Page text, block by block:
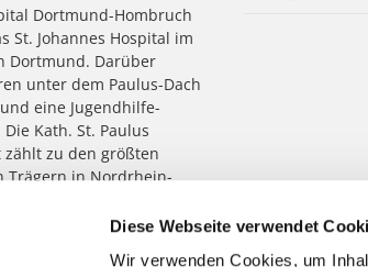
Diese Webseite verwendet
Wir verwenden Cookies, um
Dortmund-Hombruch
St. Johannes Hospital im
Dortmund. Darüber
unter dem Paulus-Dach
eine Jugendhilfe-
Kath. St. Paulus
zählt zu den größten
Trägern in Nordrhein-
das Wohl der ihnen